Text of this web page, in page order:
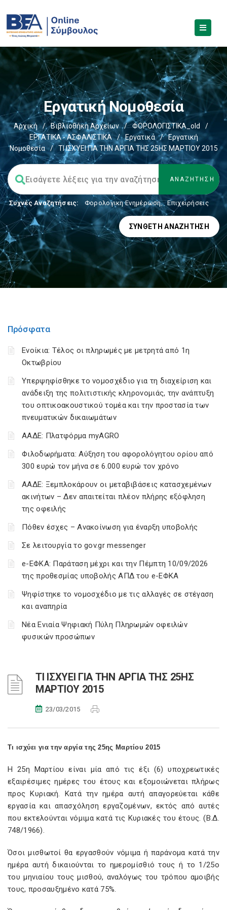
Εργατική Νομοθεσία
Αρχική / Βιβλιοθήκη Αρχείων / ΦΟΡΟΛΟΓΙΣΤΙΚΑ_old
/
ΕΡΓΑΤΙΚΑ - ΑΣΦΑΛΙΣΤΙΚΑ
/ Εργατικά /
Εργατική
Νομοθεσία
/ ΤΙ ΙΣΧΥΕΙ ΓΙΑ ΤΗΝ ΑΡΓΙΑ ΤΗΣ 25ΗΣ ΜΑΡΤΙΟΥ 2015
Συχνές Αναζητήσεις: Φορολογικη Ενημέρωση, Επιχειρήσεις
ΣΎΝΘΕΤΗ ΑΝΑΖΉΤΗΣΗ
Πρόσφατα
Ενοίκια: Τέλος οι πληρωμές με μετρητά από 1η
Οκτωβρίου
Υπερψηφίσθηκε το νομοσχέδιο για τη διαχείριση και
ανάδειξη της πολιτιστικής κληρονομιάς, την ανάπτυξη
του οπτικοακουστικού τομέα και την προστασία των
πνευματικών δικαιωμάτων
ΑΑΔΕ: Πλατφόρμα myAGRO
Φιλοδωρήματα: Αύξηση του αφορολόγητου ορίου από
300 ευρώ τον μήνα σε 6.000 ευρώ τον χρόνο
ΑΑΔΕ: Ξεμπλοκάρουν οι μεταβιβάσεις κατασχεμένων
ακινήτων – Δεν απαιτείται πλέον πλήρης εξόφληση
της οφειλής
Πόθεν έσχες – Ανακοίνωση για έναρξη υποβολής
Σε λειτουργία το gov.gr messenger
e-ΕΦΚΑ: Παράταση μέχρι και την Πέμπτη 10/09/2026
της προθεσμίας υποβολής ΑΠΔ του e-ΕΦΚΑ
Ψηφίστηκε το νομοσχέδιο με τις αλλαγές σε στέγαση
και αναπηρία
Νέα Ενιαία Ψηφιακή Πύλη Πληρωμών οφειλών
φυσικών προσώπων
ΤΙ ΙΣΧΥΕΙ ΓΙΑ ΤΗΝ ΑΡΓΙΑ ΤΗΣ 25ΗΣ
ΜΑΡΤΙΟΥ 2015
23/03/2015
Τι ισχύει για την αργία της 25ης Μαρτίου 2015
Η 25η Μαρτίου είναι μία από τις έξι (6) υποχρεωτικές
εξαιρέσιμες ημέρες του έτους και εξομοιώνεται πλήρως
προς Κυριακή. Κατά την ημέρα αυτή απαγορεύεται κάθε
εργασία και απασχόληση εργαζομένων, εκτός από αυτές
που εκτελούνται νόμιμα κατά τις Κυριακές του έτους. (Β.Δ.
748/1966).
Όσοι μισθωτοί θα εργασθούν νόμιμα ή παράνομα κατά την
ημέρα αυτή δικαιούνται το ημερομίσθιό τους ή το 1/25ο
του μηνιαίου τους μισθού, αναλόγως του τρόπου αμοιβής
τους, προσαυξημένο κατά 75%.